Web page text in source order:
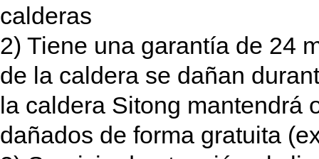
calderas
2) Tiene una garantía de 24
de la caldera se dañan
la caldera Sitong mantendrá
dañados de forma gratuita